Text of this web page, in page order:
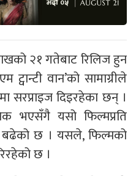
२१ गतेबाट रिलिज हुन
वान’को सामाग्रीले
सरप्राइज दिइरहेका छन् ।
भएसँगै यसो फिल्मप्रति
बढेको छ । यसले, फिल्मको
छ ।